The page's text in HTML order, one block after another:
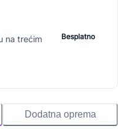
na trećim
Besplatno
Dodatna oprema